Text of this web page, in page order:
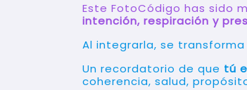
Este FotoCódigo has sido
intención, respiración y
Al integrarla, se transforma
Un recordatorio de que tú
coherencia, salud,